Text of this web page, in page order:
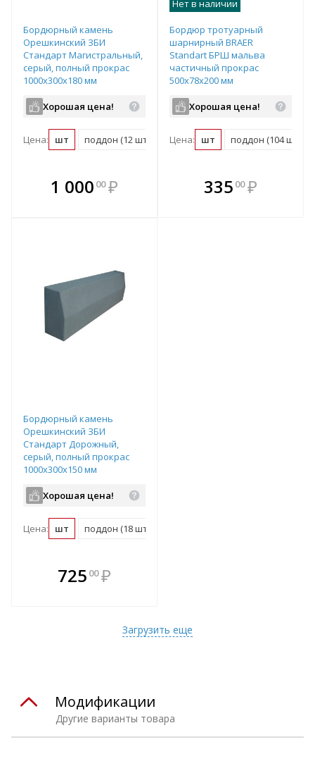
Бордюрный камень
Орешкинский ЗБИ
Стандарт Магистральный,
серый, полный прокрас
1000х300х180 мм
Хорошая цена!
Цена: шт поддон (12 шт)
1 000 00 ₽
В комплекте
всегда выгоднее!
Нет в наличии
Бордюр тротуарный
шарнирный BRAER
Standart БРШ мальва
частичный прокрас
500х78х200 мм
Хорошая цена!
Цена: шт поддон (104 шт)
В комплекте
всегда выгоднее!
335 00 ₽
Бордюрный камень
Орешкинский ЗБИ
Стандарт Дорожный,
серый, полный прокрас
1000х300х150 мм
Хорошая цена!
Цена: шт поддон (18 шт)
725 00 ₽
Загрузить еще
Другие варианты товара
Модификации